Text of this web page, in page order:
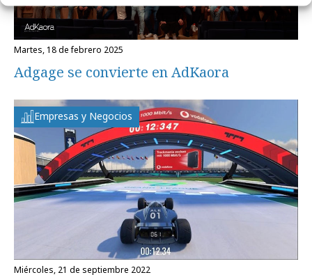
martes, 18 de febrero 2025
Adgage se convierte en AdKaora
Empresas y Negocios
miércoles, 21 de septiembre 2022